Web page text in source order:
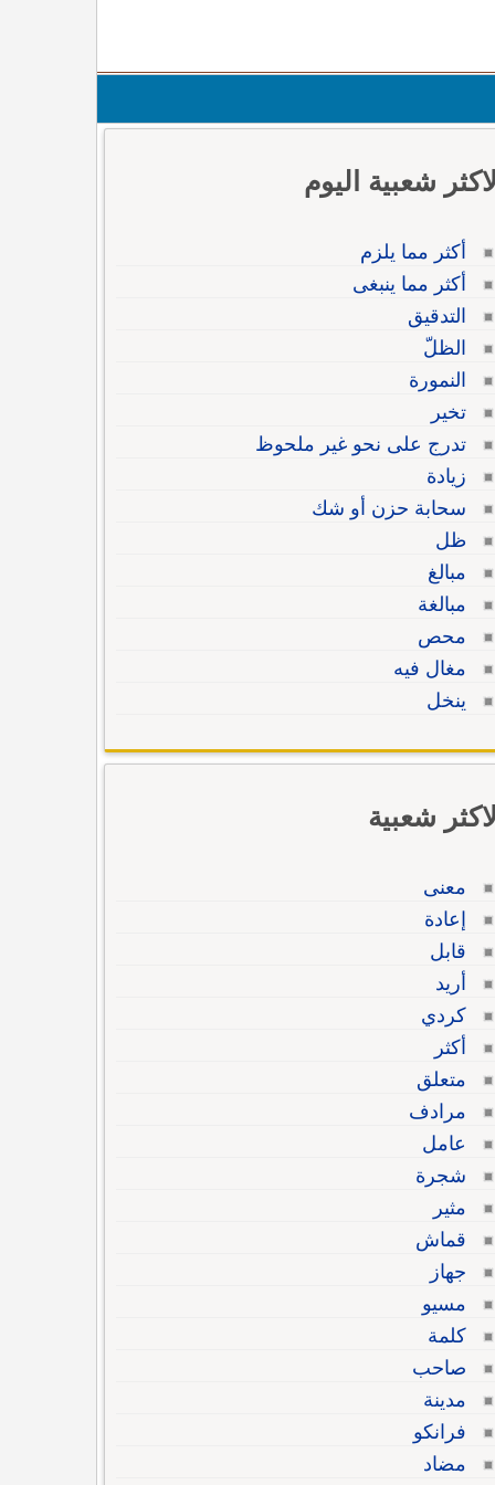
الاكثر شعبية اليوم
أكثر مما يلزم
أكثر مما ينبغى
التدقيق
الظلّ
النمورة
تخير
تدرج على نحو غير ملحوظ
زيادة
سحابة حزن أو شك
ظل
مبالغ
مبالغة
محص
مغال فيه
ينخل
الاكثر شعبية
معنى
إعادة
قابل
أريد
كردي
أكثر
متعلق
مرادف
عامل
شجرة
مثير
قماش
جهاز
مسيو
كلمة
صاحب
مدينة
فرانكو
مضاد